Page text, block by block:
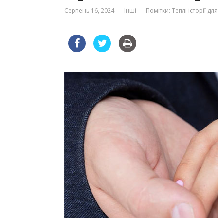
Серпень 16, 2024 Інші Помітки: Теплі історії